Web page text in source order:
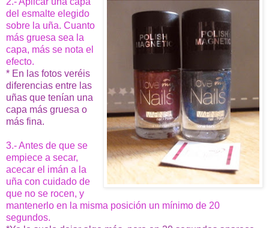
del esmalte elegido
sobre la uña. Cuanto
más gruesa sea la
capa, más se nota el
efecto.
* En las fotos veréis
diferencias entre las
uñas que tenían una
capa más gruesa o
más fina.
3.- Antes de que se
empiece a secar,
acecar el imán a la
uña con cuidado de
que no se rocen, y
mantenerlo en la misma posición un mínimo de 20
segundos.